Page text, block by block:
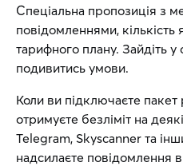
Спеціальна пропозиція з
повідомленнями,
тарифного плану. Зайдіть у
подивитись умови.
Коли ви підключаєте пакет
отримуєте безліміт на
Telegram, Skyscanner та
надсилаєте повідомлення